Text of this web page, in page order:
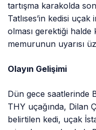
tartışma karakolda
Tatlıses’in kedisi
olması gerektiği halde
memurunun uyarısı
Olayın Gelişimi
Dün gece saatlerinde
THY uçağında, Dilan
belirtilen kedi, uçak